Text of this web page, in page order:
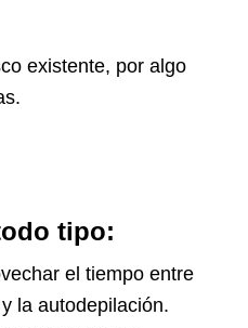
existente, por algo
tipo:
el tiempo entre
la autodepilación.